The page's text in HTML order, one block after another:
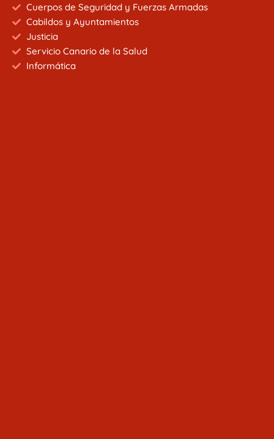
Cuerpos de Seguridad y Fuerzas Armadas
Cabildos y Ayuntamientos
Justicia
Servicio Canario de la Salud
Informática